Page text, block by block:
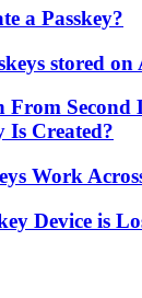
a Passkey?
stored
Second
Is Created?
Work
Device is